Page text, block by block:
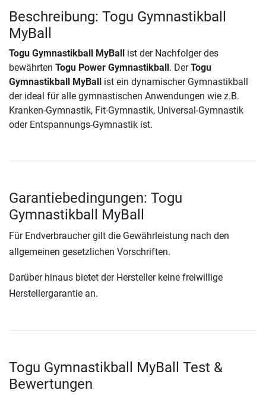
Beschreibung: Togu Gymnastikball
MyBall
Togu Gymnastikball MyBall
ist der Nachfolger des
bewährten Togu Power Gymnastikball . DerTogu
Gymnastikball MyBall
ist ein dynamischer Gymnastikball
der ideal für alle gymnastischen Anwendungen wie z.B.
Kranken-Gymnastik, Fit-Gymnastik, Universal-Gymnastik
oder Entspannungs-Gymnastik ist.
Garantiebedingungen: Togu
Gymnastikball MyBall
Für Endverbraucher gilt die Gewährleistung nach den
allgemeinen gesetzlichen Vorschriften.
Darüber hinaus bietet der Hersteller keine freiwillige
Herstellergarantie an.
Togu Gymnastikball MyBall Test &
Bewertungen